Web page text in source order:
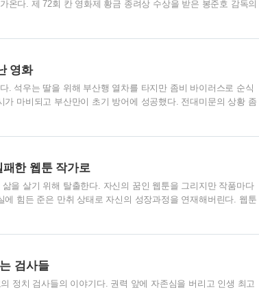
온다. 제 72회 칸 영화제 황금 종려상 수상을 받은 봉준호 감독의
이네 가족. 동익의 가족들을 완벽하게 속인다. 요금 납부를 하지
로 가족들은 반지하에 살고 있는 백수가족이다. 피자 박스를 접
박스를 접은 수당과 기우의 ..
영화
. 석우는 딸을 위해 부산행 열차를 타지만 좀비 바이러스로 순식
마비되고 부산만이 초기 방어에 성공했다. 전대미문의 상황 좀
수안이의 생일 선물. 엄마가 보고 싶다는 수안이와 부산행 KTX
성공했지만 아내와는 별거 중이고 이혼 소송 중이다. 딸아이를
차 흠집을 더 신경 쓴다. 가정에 늘 ..
한 웹툰 작가로
을 살기 위해 탈출한다. 자신의 꿈인 웹툰을 그리지만 작품마다
힘든 준은 만취 상태로 자신의 성장과정을 연재해버린다. 웹툰
슨에게 준은 타깃이 된다. 코미디 영화 히트맨 줄거리 입니다. 엘
싸움을 잘하다는 상준을 방패연 프로젝트에 참가시킨다. 국가
연. 상준은 그렇게 '암살요원 준'으로 ..
검사들
정치 검사들의 이야기다. 권력 앞에 자존심을 버리고 인생 최고